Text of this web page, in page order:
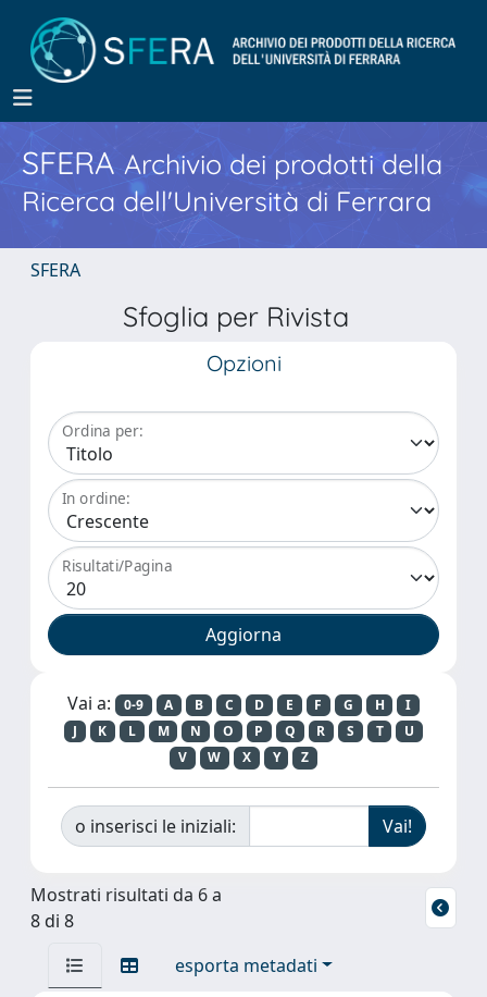
SFERA Archivio dei prodotti della
Ricerca dell'Università di Ferrara
SFERA
Sfoglia per Rivista
Opzioni
Ordina per:
In ordine:
Risultati/Pagina
Vai a: 0-9 A B C D E F G H
I
J
K L M N O P Q R S T
U
V
W X Y Z
o inserisci le iniziali:
Mostrati risultati da 6 a
8 di 8
esporta metadati